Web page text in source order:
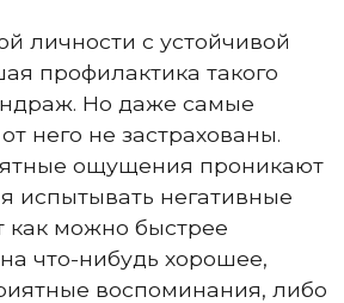
личности с устойчивой
профилактика такого
Но даже самые
него не застрахованы.
ощущения проникают
испытывать негативные
как можно быстрее
что-нибудь хорошее,
воспоминания, либо